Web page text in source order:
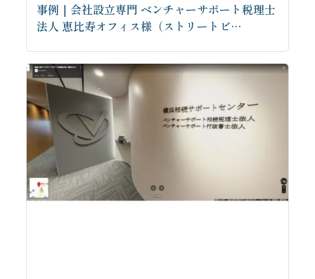
事例｜会社設立専門 ベンチャーサポート税理士
法人 恵比寿オフィス様（ストリートビ…